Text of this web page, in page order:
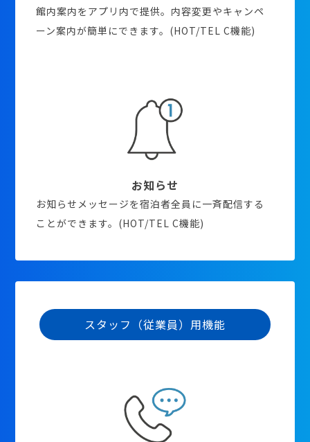
館内案内をアプリ内で提供。内容変更やキャンペ
ーン案内が簡単にできます。(HOT/TEL C機能)
お知らせ
お知らせメッセージを宿泊者全員に一斉配信する
ことができます。(HOT/TEL C機能)
スタッフ（従業員）用機能